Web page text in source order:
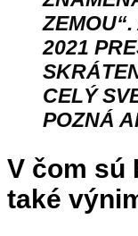
2021
CELÝ
POZNÁ
V čom sú
také